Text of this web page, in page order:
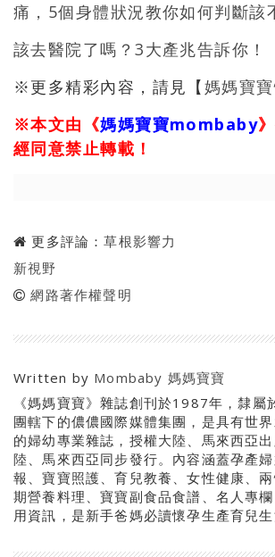
痛，5個身體狀況教你如何判斷該
該去醫院了嗎？3大產兆告訴你！
※更多精彩內容，請見【媽媽寶
※本文由《媽媽寶寶mombaby
經同意禁止轉載！
更多評論：草根影響力
新視野
網路著作權聲明
Written by Mombaby 媽媽寶寶
《媽媽寶寶》雜誌創刊於1987年，隸屬
團轄下的儂儂國際媒體集團，是具有世
的婦幼專業雜誌，授權大陸、馬來西亞
陸、馬來西亞同步發行。內容涵蓋孕產
報、寶寶照護、育兒教養、女性健康、
期營養料理、寶寶副食品食譜、名人專
用資訊，是新手爸媽必讀懷孕生產育兒生